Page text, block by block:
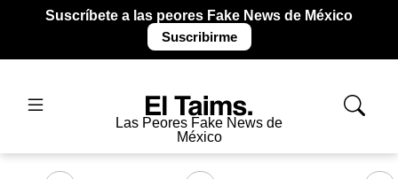
Suscríbete a las peores Fake News de México
Suscribirme
Las Peores Fake News de
México